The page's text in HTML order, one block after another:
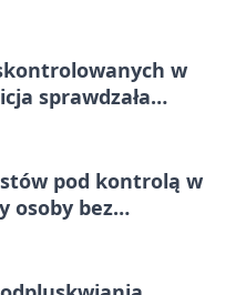
w
sprawdzała
pod kontrolą w
osoby bez